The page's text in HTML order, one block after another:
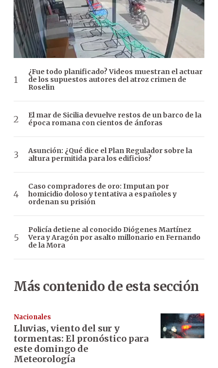
¿Fue todo planificado? Videos muestran el actuar
de los supuestos autores del atroz crimen de
Roselin
El mar de Sicilia devuelve restos de un barco de la
época romana con cientos de ánforas
Asunción: ¿Qué dice el Plan Regulador sobre la
altura permitida para los edificios?
Caso compradores de oro: Imputan por
homicidio doloso y tentativa a españoles y
ordenan su prisión
Policía detiene al conocido Diógenes Martínez
Vera y Aragón por asalto millonario en Fernando
de la Mora
Más contenido de esta sección
Nacionales
Lluvias, viento del sur y
tormentas: El pronóstico para
este domingo de
Meteorología